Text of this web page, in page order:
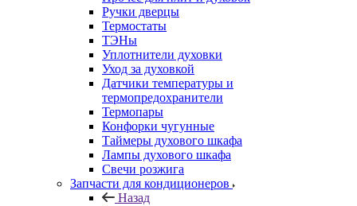
Ручки дверцы
Термостаты
ТЭНы
Уплотнители духовки
Уход за духовкой
Датчики температуры и
термопредохранители
Термопары
Конфорки чугунные
Таймеры духового шкафа
Лампы духового шкафа
Свечи розжига
Запчасти для кондиционеров
Назад